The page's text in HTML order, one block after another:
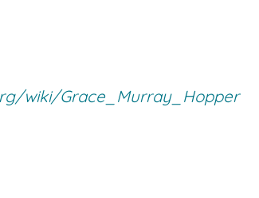
wiki/Grace_Murray_Hopper